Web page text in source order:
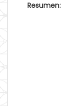
Resumen: